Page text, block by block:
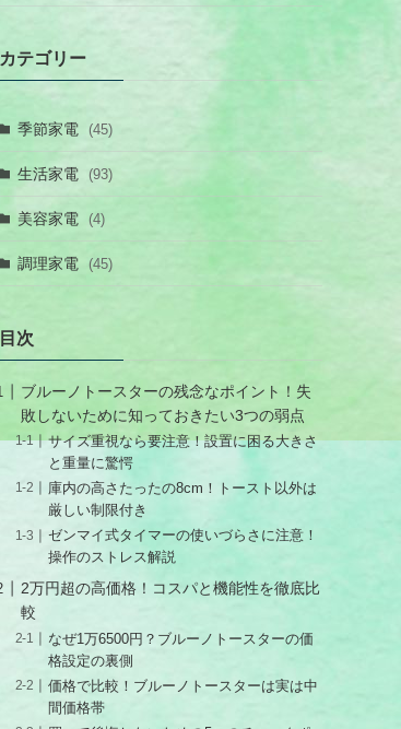
カテゴリー
季節家電 (45)
生活家電 (93)
美容家電 (4)
調理家電 (45)
目次
ブルーノトースターの残念なポイント！失
敗しないために知っておきたい3つの弱点
サイズ重視なら要注意！設置に困る大きさ
と重量に驚愕
庫内の高さたったの8cm！トースト以外は
厳しい制限付き
ゼンマイ式タイマーの使いづらさに注意！
操作のストレス解説
2万円超の高価格！コスパと機能性を徹底比
較
なぜ1万6500円？ブルーノトースターの価
格設定の裏側
価格で比較！ブルーノトースターは実は中
間価格帯